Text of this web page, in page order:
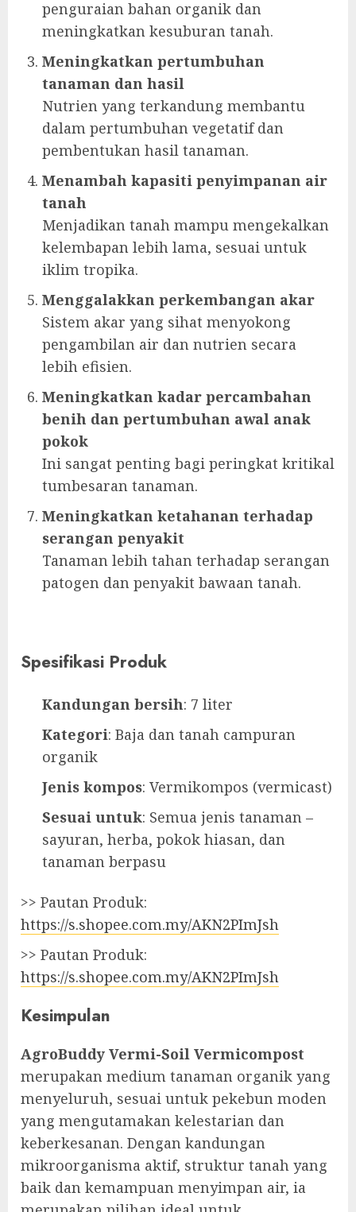
penguraian bahan organik dan
meningkatkan kesuburan tanah.
Meningkatkan pertumbuhan
tanaman dan hasil
Nutrien yang terkandung membantu
dalam pertumbuhan vegetatif dan
pembentukan hasil tanaman.
Menambah kapasiti penyimpanan air
tanah
Menjadikan tanah mampu mengekalkan
kelembapan lebih lama, sesuai untuk
iklim tropika.
Menggalakkan perkembangan akar
Sistem akar yang sihat menyokong
pengambilan air dan nutrien secara
lebih efisien.
Meningkatkan kadar percambahan
benih dan pertumbuhan awal anak
pokok
Ini sangat penting bagi peringkat kritikal
tumbesaran tanaman.
Meningkatkan ketahanan terhadap
serangan penyakit
Tanaman lebih tahan terhadap serangan
patogen dan penyakit bawaan tanah.
Spesifikasi Produk
Kandungan bersih: 7 liter
Kategori: Baja dan tanah campuran
organik
Jenis kompos: Vermikompos (vermicast)
Sesuai untuk: Semua jenis tanaman –
sayuran, herba, pokok hiasan, dan
tanaman berpasu
>> Pautan Produk:
https://s.shopee.com.my/AKN2PImJsh
>> Pautan Produk:
https://s.shopee.com.my/AKN2PImJsh
Kesimpulan
AgroBuddy Vermi-Soil Vermicompost
merupakan medium tanaman organik yang
menyeluruh, sesuai untuk pekebun moden
yang mengutamakan kelestarian dan
keberkesanan. Dengan kandungan
mikroorganisma aktif, struktur tanah yang
baik dan kemampuan menyimpan air, ia